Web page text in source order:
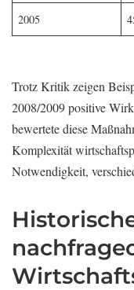
2005
Trotz Kritik zeigen
2008/2009 positive
bewertete diese
Komplexität
Notwendigkeit,